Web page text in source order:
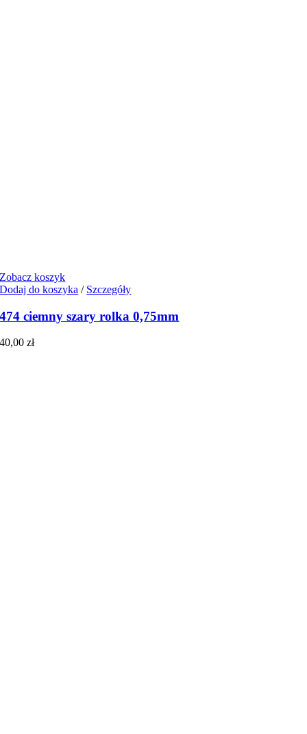
Zobacz koszyk
Dodaj do koszyka / Szczegóły
474 ciemny szary rolka 0,75mm
40,00zł